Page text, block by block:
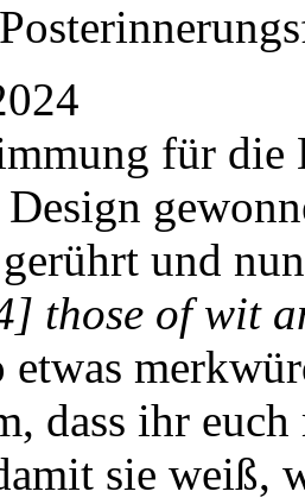
für die
Design
und
those of wit
etwas
dass ihr
sie weiß,